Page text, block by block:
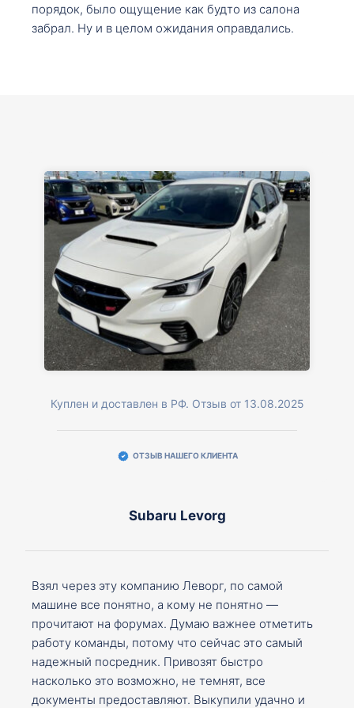
порядок, было ощущение как будто из салона
забрал. Ну и в целом ожидания оправдались.
Куплен и доставлен в РФ. Отзыв от 13.08.2025
ОТЗЫВ НАШЕГО КЛИЕНТА
Subaru Levorg
Взял через эту компанию Леворг, по самой
машине все понятно, а кому не понятно —
прочитают на форумах. Думаю важнее отметить
работу команды, потому что сейчас это самый
надежный посредник. Привозят быстро
насколько это возможно, не темнят, все
документы предоставляют. Выкупили удачно и